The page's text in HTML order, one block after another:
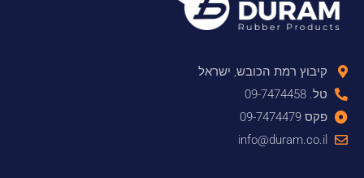
קיבוץ רמת הכובש, ישראל
טל. 09-7474458
פקס 09-7474479
info@duram.co.il